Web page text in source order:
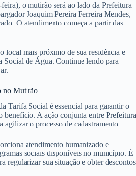
o mutirão será ao lado da Prefeitura
Joaquim Pereira Ferreira Mendes,
O atendimento começa a partir das
local mais próximo de sua residência e
Social de Água. Continue lendo para
no Mutirão
Tarifa Social é essencial para garantir o
benefício. A ação conjunta entre Prefeitura
agilizar o processo de cadastramento.
atendimento humanizado e
sociais disponíveis no município. É
regularizar sua situação e obter descontos